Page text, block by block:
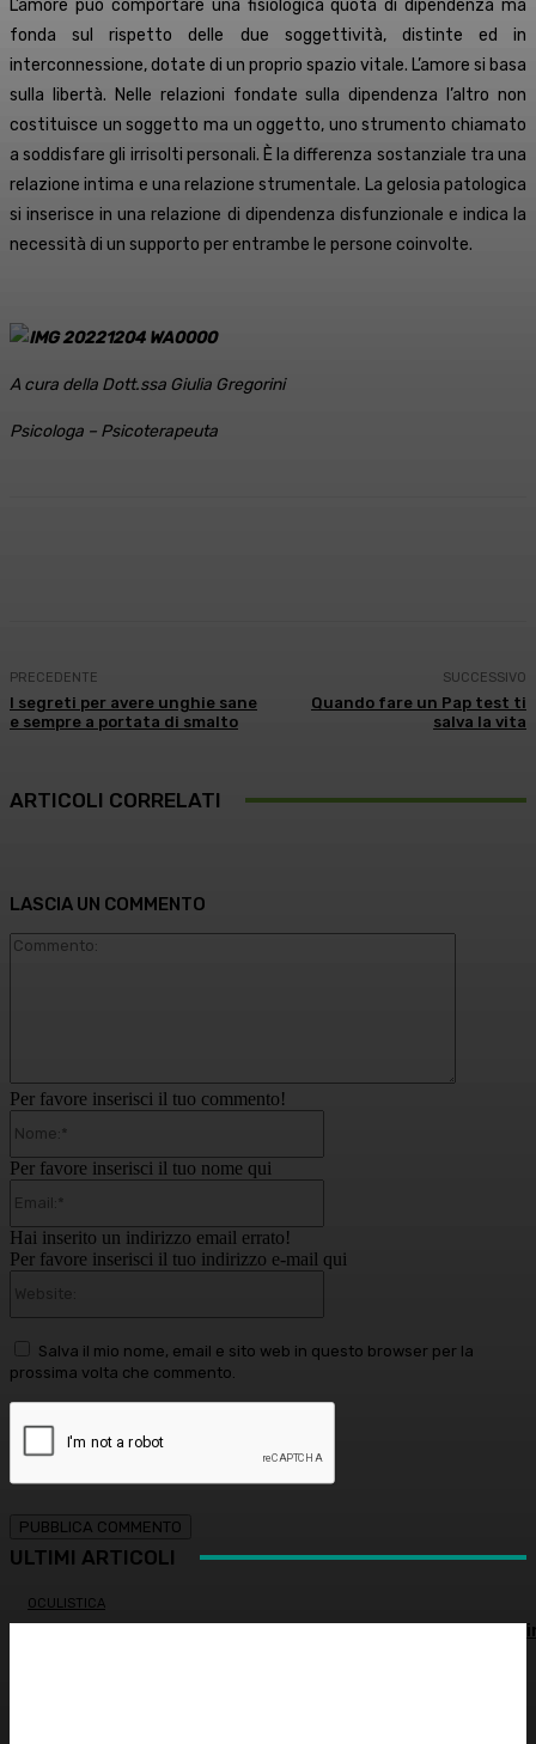
L’amore può comportare una fisiologica quota di dipendenza ma
fonda sul rispetto delle due soggettività, distinte ed in
interconnessione, dotate di un proprio spazio vitale. L’amore si basa
sulla libertà. Nelle relazioni fondate sulla dipendenza l’altro non
costituisce un soggetto ma un oggetto, uno strumento chiamato
a soddisfare gli irrisolti personali. È la differenza sostanziale tra una
relazione intima e una relazione strumentale. La gelosia patologica
si inserisce in una relazione di dipendenza disfunzionale e indica la
necessità di un supporto per entrambe le persone coinvolte.
A cura della Dott.ssa Giulia Gregorini
Psicologa – Psicoterapeuta
PRECEDENTE
I segreti per avere unghie sane
e sempre a portata di smalto
SUCCESSIVO
Quando fare un Pap test ti
salva la vita
ARTICOLI CORRELATI
LASCIA UN COMMENTO
Per favore inserisci il tuo commento!
Per favore inserisci il tuo nome qui
Hai inserito un indirizzo email errato!
Per favore inserisci il tuo indirizzo e-mail qui
Salva il mio nome, email e sito web in questo browser per la
prossima volta che commento.
ULTIMI ARTICOLI
OCULISTICA
Trapianto di cornea ad altissimo rischio riuscito al